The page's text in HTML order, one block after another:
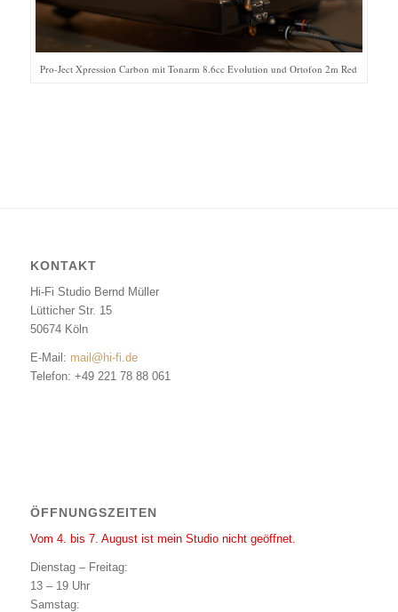
Pro-Ject Xpression Carbon mit Tonarm 8.6cc Evolution und Ortofon 2m Red
KONTAKT
Hi-Fi Studio Bernd Müller
Lütticher Str. 15
50674 Köln
E-Mail: mail@hi-fi.de
Telefon: +49 221 78 88 061
ÖFFNUNGSZEITEN
Vom 4. bis 7. August ist mein Studio nicht geöffnet.
Dienstag – Freitag:
13 – 19 Uhr
Samstag: